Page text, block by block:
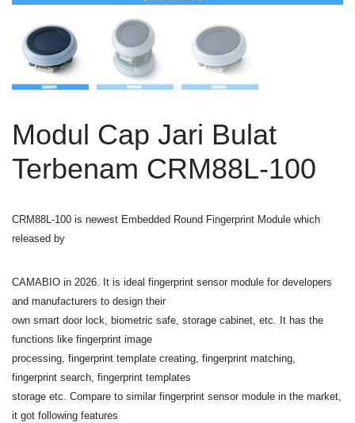
Modul Cap Jari Bulat
Terbenam CRM88L-100
CRM88L-100 is newest Embedded Round Fingerprint Module which
released by
CAMABIO in 2026. It is ideal fingerprint sensor module for developers
and manufacturers to design their
own smart door lock, biometric safe, storage cabinet, etc. It has the
functions like fingerprint image
processing, fingerprint template creating, fingerprint matching,
fingerprint search, fingerprint templates
storage etc. Compare to similar fingerprint sensor module in the market,
it got following features